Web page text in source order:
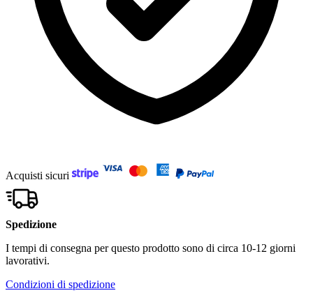
Acquisti sicuri
Spedizione
I tempi di consegna per questo prodotto sono di circa 10-12 giorni
lavorativi.
Condizioni di spedizione